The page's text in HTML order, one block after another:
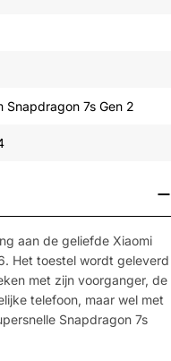
Snapdragon 7s Gen 2
aan de geliefde Xiaomi
Het toestel wordt geleverd
met zijn voorganger, de
telefoon, maar wel met
Snapdragon 7s